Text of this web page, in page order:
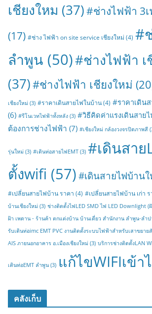
เชียงใหม (37)#ช่างไฟฟ้า 3
(17) #ช่าง ไฟฟ้า on site service เชียงใหม่ (4) #
ลำพูน (50)#ช่างไฟฟ้า เ
(37)#ช่างไฟฟ้า เชียงใหม่
เชียงใหม่ (3) #ราคาเดินสายไฟในบ้าน(4) #ราคาเดิน
(6) #รีโนเวทไฟฟ้าทั้งหลัง (3) #วิธีคิดค่าแรงเดินสาย
ต้องการช่างไฟฟ้า (7) #เชียงใหม่ กล้องวงจรปิดภาพสี
รุ่นใหม่ (3) #เดินท่อสายไฟEMT (3) #เดินสาย
ตั้งwifi (57)#เดินสายไฟบ้าน
#เปลี่ยนสายไฟบ้าน ราคา (4) #เปลี่ยนสายไฟบ้าน เก่า ร
บ้านเชียงใหม่ (3) ช่างติดตั้งไฟLED SMD ไฟ LED Downlight (
ฝ้า เพดาน - ร้านค้า ตกแต่งบ้าน บ้านเดี่ยว สำนักงาน ลำพูน-ลำป
รับเดินท่อimc EMT PVC งานติดตั้งระบบไฟฟ้าสำหรับเสาขยา
AIS ภายนอกอาคาร อ.เมืองเชียงใหม่ (3) บริการช่างติดตั้งLAN
เดินท่อEMT ลำพูน (3) แก้ไขWIFIเข้า
คลังเก็บ